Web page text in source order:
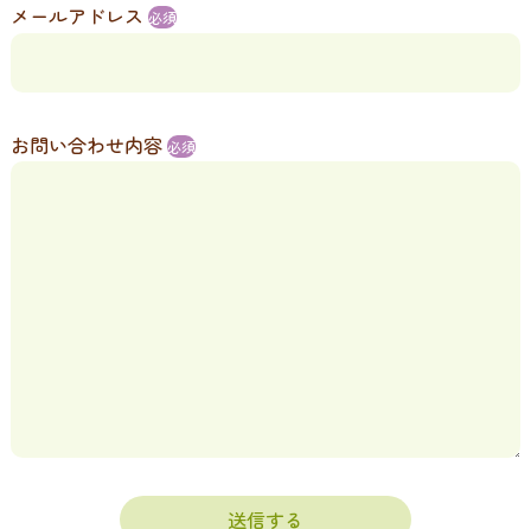
メールアドレス 必須
お問い合わせ内容 必須